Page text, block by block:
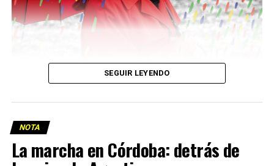
SEGUIR LEYENDO
NOTA
La marcha en Córdoba: detrás de